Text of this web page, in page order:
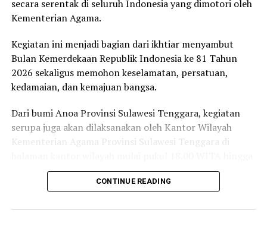
secara serentak di seluruh Indonesia yang dimotori oleh
Kementerian Agama.
Kegiatan ini menjadi bagian dari ikhtiar menyambut
Bulan Kemerdekaan Republik Indonesia ke 81 Tahun
2026 sekaligus memohon keselamatan, persatuan,
kedamaian, dan kemajuan bangsa.
Dari bumi Anoa Provinsi Sulawesi Tenggara, kegiatan
serupa juga akan dilaksanakan oleh Kantor Wilayah
Kementerian Agama Provinsi Sulawesi Tenggara di
memanjatkan doa bagi bangsa. Kehadiran mereka
CONTINUE READING